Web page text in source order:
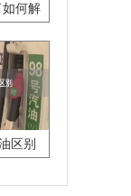
何解
区别